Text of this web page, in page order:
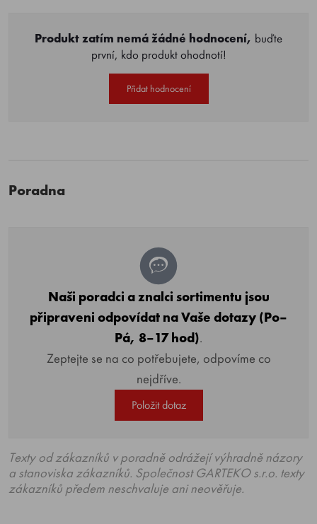
Produkt zatím nemá žádné hodnocení, buďte
první, kdo produkt ohodnotí!
Přidat hodnocení
Poradna
Naši poradci a znalci sortimentu jsou
připraveni odpovídat na Vaše dotazy (Po–
Pá, 8–17 hod).
Zeptejte se na co potřebujete, odpovíme co
nejdříve.
Položit dotaz
Texty od zákazníků v poradně odrážejí výhradně názory
a stanoviska zákazníků. Společnost GARTEKO s.r.o. texty
zákazníků předem neschvaluje ani neověřuje.